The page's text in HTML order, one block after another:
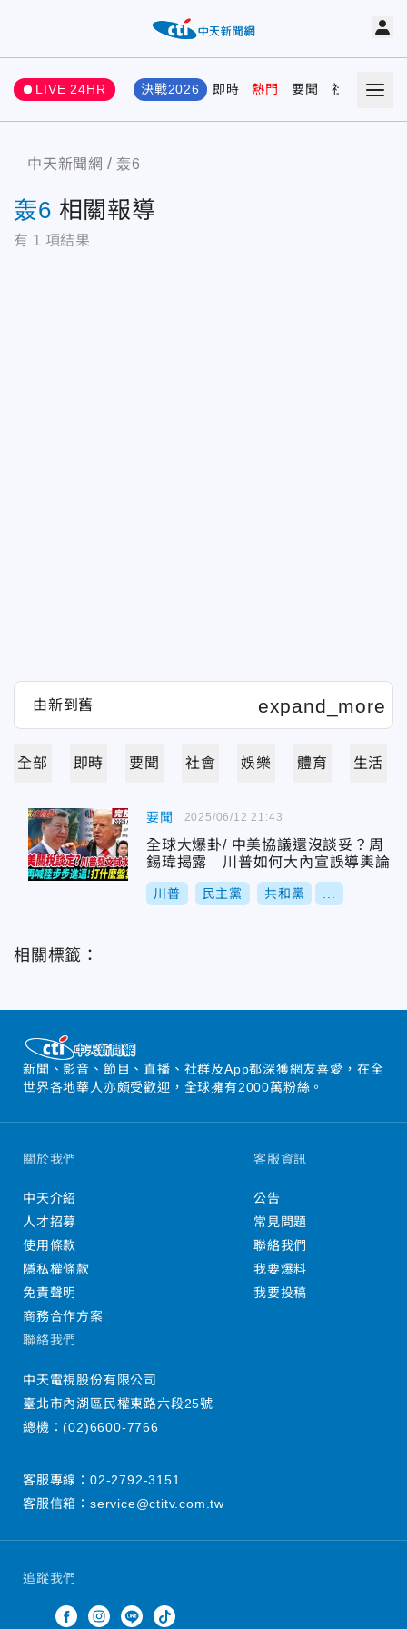
LIVE 24HR 決戰2026 即時 熱門 要聞 社會 娛樂
中天新聞網 轰6
轰6 相關報導
有 1 項結果
全部 即時 要聞 社會 娛樂 體育 生活
要聞
全球大爆卦/ 中美協議還沒談妥？周
錫瑋揭露 川普如何大內宣誤導輿論
川普 民主黨 共和黨
2025/06/12 21:43
相關標籤：
新聞、影音、節目、直播、社群及App都深獲網友喜愛，在全
世界各地華人亦頗受歡迎，全球擁有2000萬粉絲。
追蹤我們
關於我們
中天介紹
人才招募
使用條款
隱私權條款
免責聲明
商務合作方案
客服資訊
公告
常見問題
聯絡我們
我要爆料
我要投稿
聯絡我們
中天電視股份有限公司
臺北市內湖區民權東路六段25號
總機：(02)6600-7766
客服專線： 02-2792-3151
客服信箱： service@ctitv.com.tw